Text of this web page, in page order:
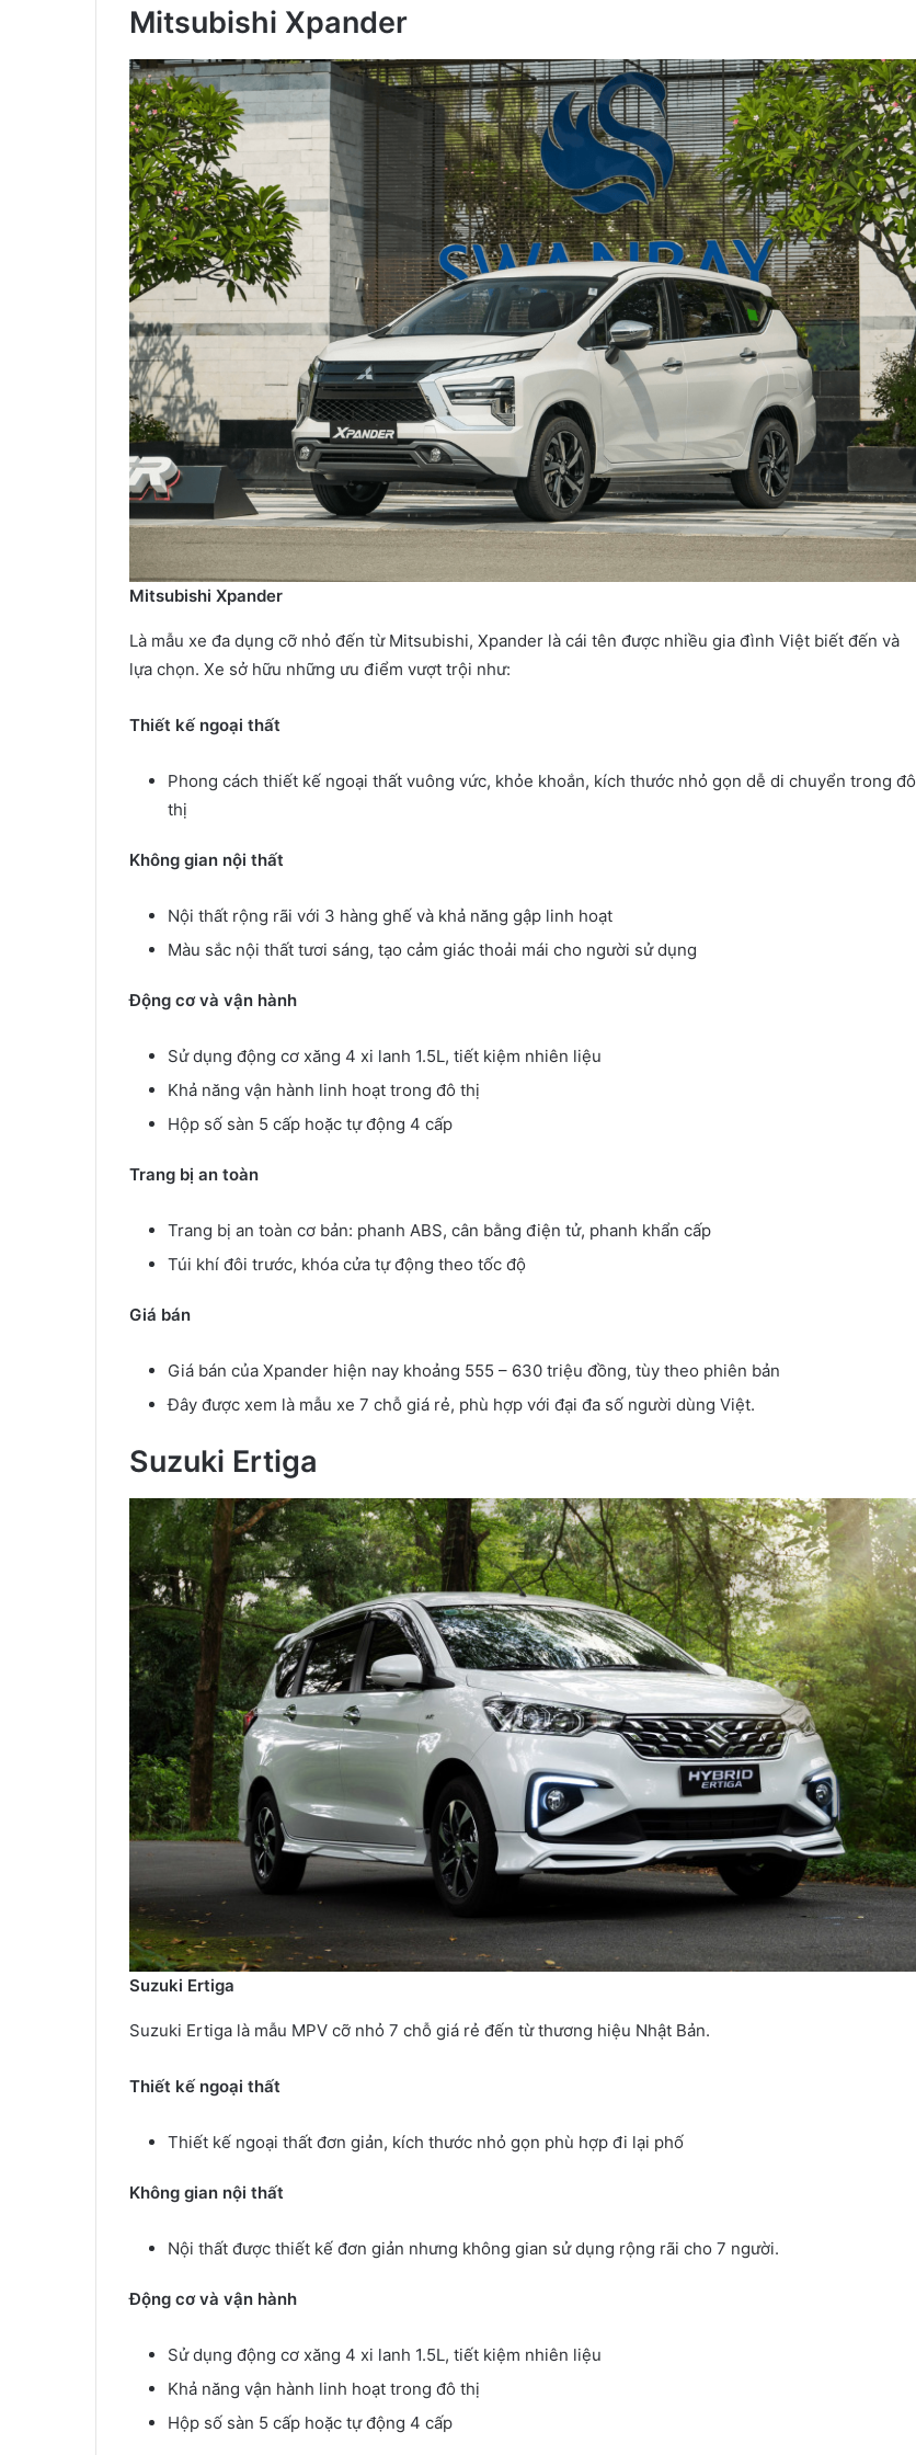
Mitsubishi Xpander
Mitsubishi Xpander
Là mẫu xe đa dụng cỡ nhỏ đến từ Mitsubishi, Xpander là cái tên được nhiều gia đình Việt biết đến và
lựa chọn. Xe sở hữu những ưu điểm vượt trội như:
Thiết kế ngoại thất
Phong cách thiết kế ngoại thất vuông vức, khỏe khoắn, kích thước nhỏ gọn dễ di chuyển trong đô
thị
Không gian nội thất
Nội thất rộng rãi với 3 hàng ghế và khả năng gập linh hoạt
Màu sắc nội thất tươi sáng, tạo cảm giác thoải mái cho người sử dụng
Động cơ và vận hành
Sử dụng động cơ xăng 4 xi lanh 1.5L, tiết kiệm nhiên liệu
Khả năng vận hành linh hoạt trong đô thị
Hộp số sàn 5 cấp hoặc tự động 4 cấp
Trang bị an toàn
Trang bị an toàn cơ bản: phanh ABS, cân bằng điện tử, phanh khẩn cấp
Túi khí đôi trước, khóa cửa tự động theo tốc độ
Giá bán
Giá bán của Xpander hiện nay khoảng 555 – 630 triệu đồng, tùy theo phiên bản
Đây được xem là mẫu xe 7 chỗ giá rẻ, phù hợp với đại đa số người dùng Việt.
Suzuki Ertiga
Suzuki Ertiga
Suzuki Ertiga là mẫu MPV cỡ nhỏ 7 chỗ giá rẻ đến từ thương hiệu Nhật Bản.
Thiết kế ngoại thất
Thiết kế ngoại thất đơn giản, kích thước nhỏ gọn phù hợp đi lại phố
Không gian nội thất
Nội thất được thiết kế đơn giản nhưng không gian sử dụng rộng rãi cho 7 người.
Động cơ và vận hành
Sử dụng động cơ xăng 4 xi lanh 1.5L, tiết kiệm nhiên liệu
Khả năng vận hành linh hoạt trong đô thị
Hộp số sàn 5 cấp hoặc tự động 4 cấp